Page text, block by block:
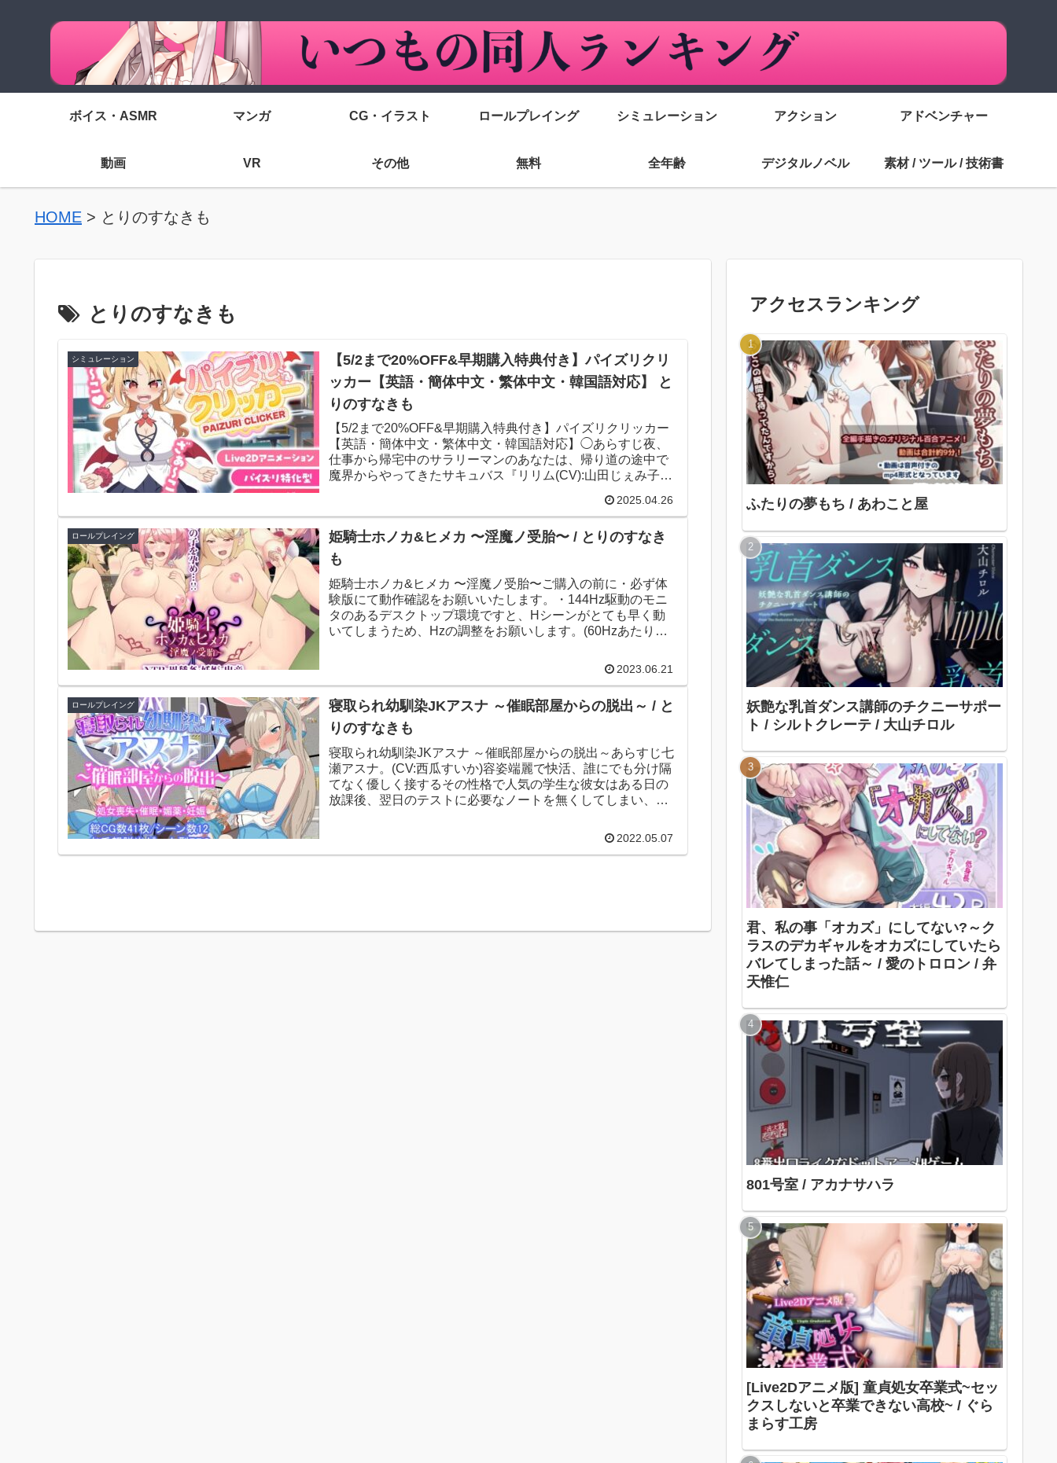
ボイス・ASMR マンガ CG・イラスト ロールプレイング シミュレーション アクション アドベンチャー
動画 VR その他 無料 全年齢 デジタルノベル 素材 / ツール / 技術書
HOME > とりのすなきも
とりのすなきも
シミュレーション
【5/2まで20%OFF&早期購入特典付き】パイズリクリ
ッカー【英語・簡体中文・繁体中文・韓国語対応】 と
りのすなきも
【5/2まで20%OFF&早期購入特典付き】パイズリクリッカー
【英語・簡体中文・繁体中文・韓国語対応】◯あらすじ夜、
仕事から帰宅中のサラリーマンのあなたは、帰り道の途中で
魔界からやってきたサキュバス『リリム(CV):山田じぇみ子』
2025.04.26
ロールプレイング
姫騎士ホノカ&ヒメカ 〜淫魔ノ受胎〜 / とりのすなき
も
姫騎士ホノカ&ヒメカ 〜淫魔ノ受胎〜ご購入の前に・必ず体
験版にて動作確認をお願いいたします。・144Hz駆動のモニ
タのあるデスクトップ環境ですと、Hシーンがとても早く動
いてしまうため、Hzの調整をお願いします。(60Hzあたりを
2023.06.21
ロールプレイング
寝取られ幼馴染JKアスナ ～催眠部屋からの脱出～ / と
りのすなきも
寝取られ幼馴染JKアスナ ～催眠部屋からの脱出～あらすじ七
瀬アスナ。(CV:西瓜すいか)容姿端麗で快活、誰にでも分け隔
てなく優しく接するその性格で人気の学生な彼女はある日の
放課後、翌日のテストに必要なノートを無くしてしまい、教
2022.05.07
アクセスランキング
ふたりの夢もち / あわこと屋
妖艶な乳首ダンス講師のチクニーサポー
ト / シルトクレーテ / 大山チロル
君、私の事「オカズ」にしてない?～ク
ラスのデカギャルをオカズにしていたら
バレてしまった話～ / 愛のトロロン / 弁
天惟仁
801号室 / アカナサハラ
[Live2Dアニメ版] 童貞処女卒業式~セッ
クスしないと卒業できない高校~ / ぐら
まらす工房